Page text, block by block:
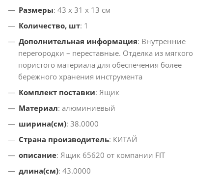
Размеры: 43 х 31 х 13 см
Количество, шт: 1
Дополнительная информация: Внутренние
перегородки – переставные. Отделка из мягкого
пористого материала для обеспечения более
бережного хранения инструмента
Комплект поставки: Ящик
Материал: алюминиевый
ширина(см): 38.0000
Страна производитель: КИТАЙ
описание: Ящик 65620 от компании FIT
длина(см): 43.0000